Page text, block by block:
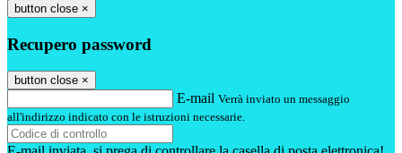
button close ×
Recupero password
button close ×
E-mail Verrà inviato un messaggio
all'indirizzo indicato con le istruzioni necessarie.